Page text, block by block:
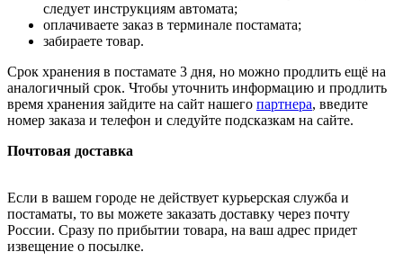
следует инструкциям автомата;
оплачиваете заказ в терминале постамата;
забираете товар.
Срок хранения в постамате 3 дня, но можно продлить ещё на
аналогичный срок. Чтобы уточнить информацию и продлить
время хранения зайдите на сайт нашего партнера, введите
номер заказа и телефон и следуйте подсказкам на сайте.
Почтовая доставка
Если в вашем городе не действует курьерская служба и
постаматы, то вы можете заказать доставку через почту
России. Сразу по прибытии товара, на ваш адрес придет
извещение о посылке.